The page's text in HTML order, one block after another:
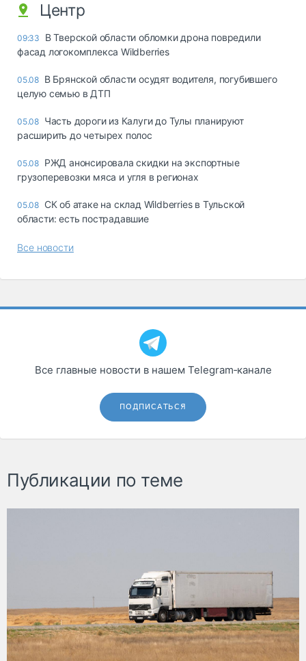
Центр
09:33
В Тверской области обломки дрона повредили
фасад логокомплекса Wildberries
05.08 В Брянской области осудят водителя, погубившего
целую семью в ДТП
05.08 Часть дороги из Калуги до Тулы планируют
расширить до четырех полос
05.08 РЖД анонсировала скидки на экспортные
грузоперевозки мяса и угля в регионах
05.08 СК об атаке на склад Wildberries в Тульской
области: есть пострадавшие
Все новости
Все главные новости в нашем Telegram‑канале
ПОДПИСАТЬСЯ
Публикации по теме